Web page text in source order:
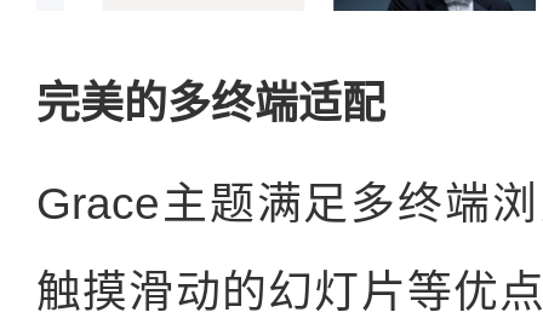
完美的多终端适配
Grace主题满足多终端
触摸滑动的幻灯片等优